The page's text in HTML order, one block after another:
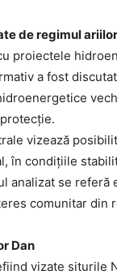
de regimul
proiectele
a fost
vizează
în condițiile
analizat se
comunitar din
Dan
vizate siturile